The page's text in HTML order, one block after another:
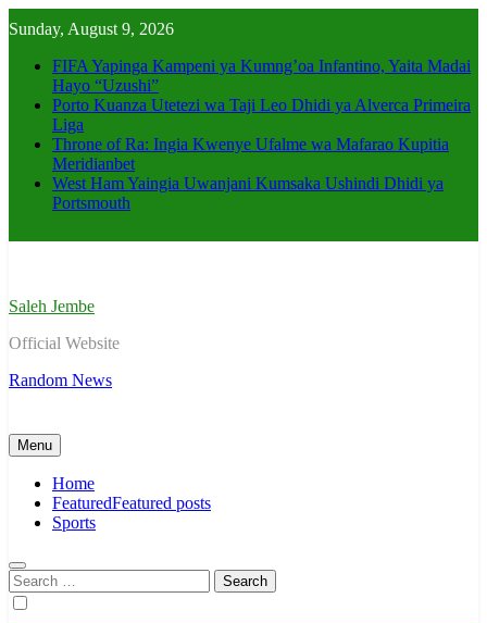
to
content
Sunday, August 9, 2026
FIFA Yapinga Kampeni ya Kumng’oa Infantino, Yaita Madai
Hayo “Uzushi”
Porto Kuanza Utetezi wa Taji Leo Dhidi ya Alverca Primeira
Liga
Throne of Ra: Ingia Kwenye Ufalme wa Mafarao Kupitia
Meridianbet
West Ham Yaingia Uwanjani Kumsaka Ushindi Dhidi ya
Portsmouth
Saleh Jembe
Official Website
Random News
Menu
Home
FeaturedFeatured posts
Sports
Search
for: